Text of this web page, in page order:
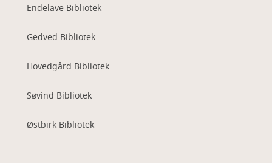
Endelave Bibliotek
Gedved Bibliotek
Hovedgård Bibliotek
Søvind Bibliotek
Østbirk Bibliotek